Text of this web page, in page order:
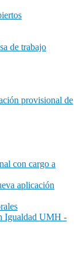
de trabajo
provisional de
con cargo a
aplicación
Igualdad UMH -